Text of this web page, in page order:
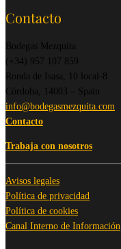
Contacto
Bodegas Mezquita
(+34) 957 107 859
Ronda de Isasa, 10 local-8
Córdoba, 14003 – Spain
info@bodegasmezquita.com
Contacto
Trabaja con nosotros
Avisos legales
Política de privacidad
Política de cookies
Canal Interno de Información